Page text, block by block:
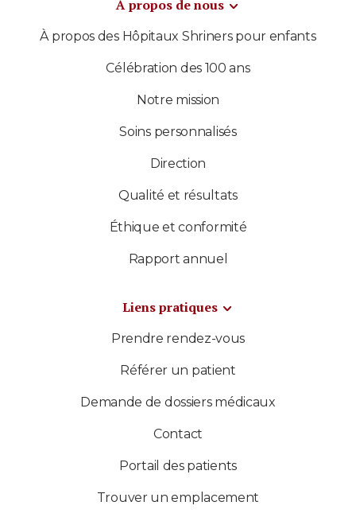
À propos de nous
À propos des Hôpitaux Shriners pour enfants
Célébration des 100 ans
Notre mission
Soins personnalisés
Direction
Qualité et résultats
Éthique et conformité
Rapport annuel
Liens pratiques
Prendre rendez-vous
Référer un patient
Demande de dossiers médicaux
Contact
Portail des patients
Trouver un emplacement